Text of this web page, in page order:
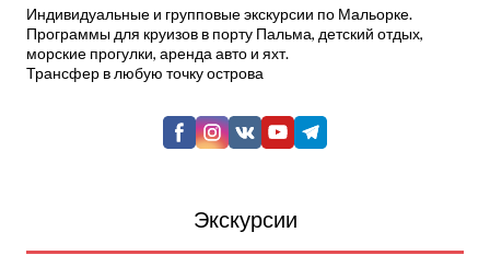
Индивидуальные и групповые экскурсии по Мальорке.
Программы для круизов в порту Пальма, детский отдых,
морские прогулки, аренда авто и яхт.
Трансфер в любую точку острова
Экскурсии